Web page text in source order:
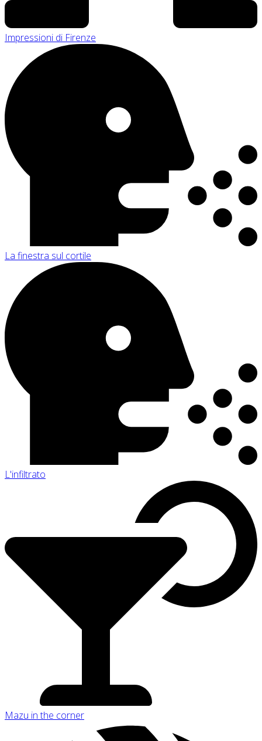
Impressioni di Firenze
La finestra sul cortile
L'infiltrato
Mazu in the corner